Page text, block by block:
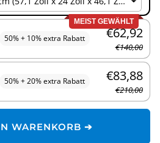
MEIST GEWÄHLT
50% + 10% extra Rabatt €62,92
€140,00
50% + 20% extra Rabatt €83,88
€210,00
WARENKORB ➔